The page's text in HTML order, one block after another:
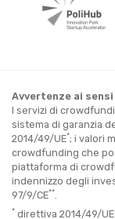
Avvertenze ai sensi
I servizi di
sistema di garanzia
2014/49/UE*; i valori
crowdfunding che
piattaforma di
indennizzo degli
97/9/CE**
* direttiva 2014/49/